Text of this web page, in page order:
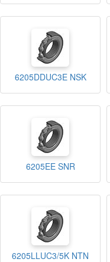
6205DDUC3E NSK
6205EE SNR
6205LLUC3/5K NTN